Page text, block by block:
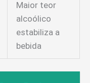
Maior teor
alcoólico
estabiliza a
bebida